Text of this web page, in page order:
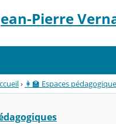
Pierre
› 👩‍🏫 Espaces